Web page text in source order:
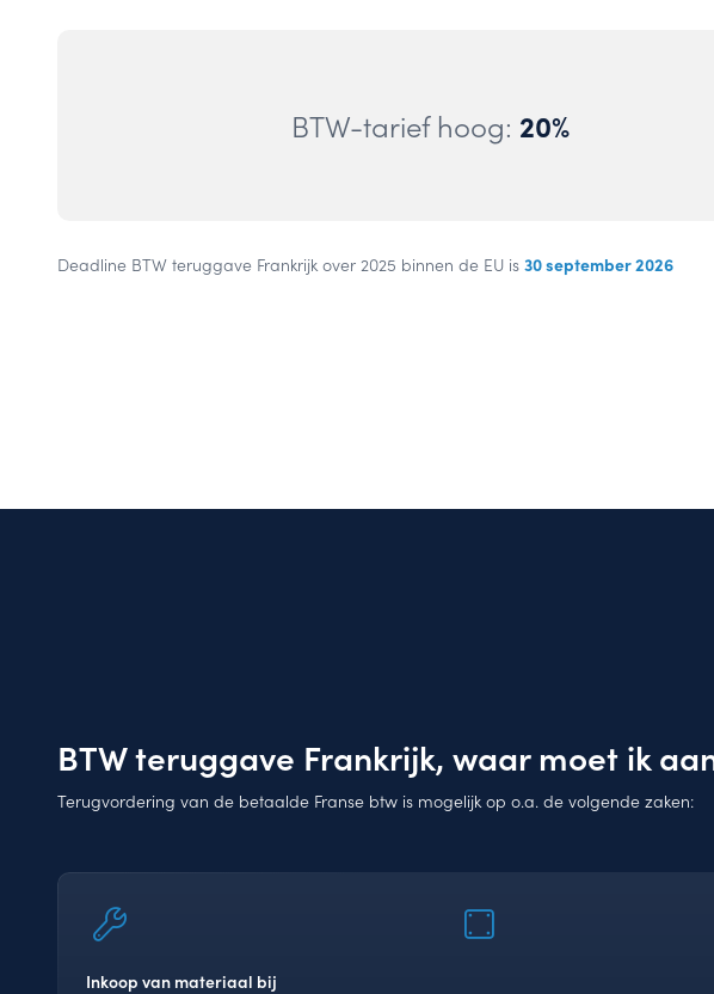
BTW-tarief hoog: 20%
Deadline BTW teruggave Frankrijk over 2025 binnen de EU is 30 september 2026
BTW teruggave Frankrijk, waar moet ik
Terugvordering van de betaalde Franse btw is mogelijk op o.a. de volgende zaken:
Inkoop van materiaal bij